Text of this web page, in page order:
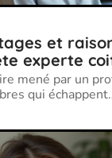
et
experte
mené par un
qui échappent